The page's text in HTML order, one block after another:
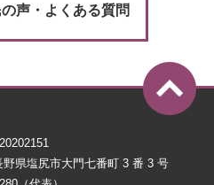
声・よくある質問
県塩尻市大門七番町 3 番 3 号